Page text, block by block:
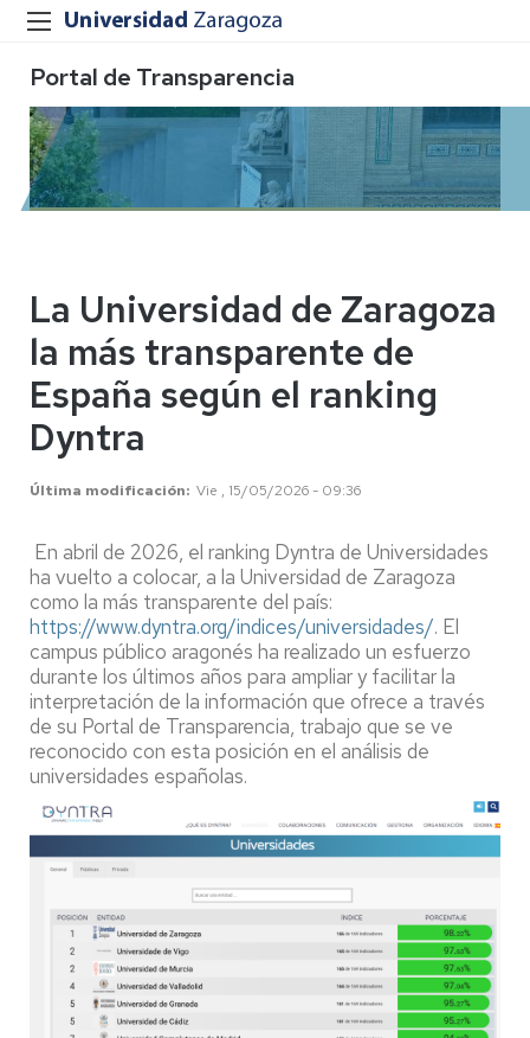
Portal de Transparencia
La Universidad de Zaragoza
la más transparente de
España según el ranking
Dyntra
Última modificación Vie , 15/05/2026 - 09:36
En abril de 2026, el ranking Dyntra de Universidades
ha vuelto a colocar, a la Universidad de Zaragoza
como la más transparente del país:
https://www.dyntra.org/indices/universidades/. El
campus público aragonés ha realizado un esfuerzo
durante los últimos años para ampliar y facilitar la
interpretación de la información que ofrece a través
de su Portal de Transparencia, trabajo que se ve
reconocido con esta posición en el análisis de
universidades españolas.